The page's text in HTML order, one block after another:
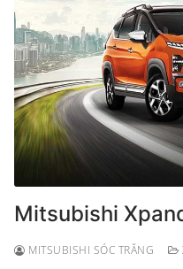
Mitsubishi
MITSUBISHI SÓC TRĂNG